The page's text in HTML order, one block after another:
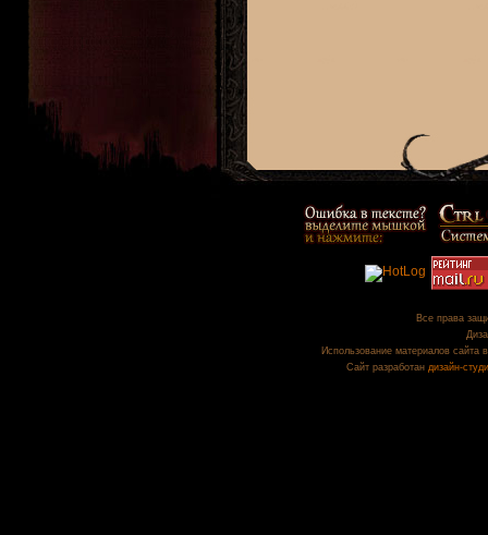
Все права
Использование материалов сайта
Сайт разработан дизайн-